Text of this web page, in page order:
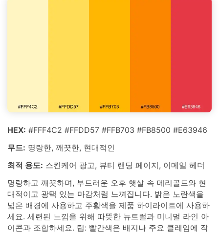
HEX: #FFF4C2 #FFDD57 #FFB703 #FB8500 #E63946
무드: 명랑한, 깨끗한, 현대적인
최적 용도: 스킨케어 광고, 뷰티 랜딩 페이지, 이메일 헤더
명랑하고 깨끗하며, 부드러운 오후 햇살 속 메리골드와 현
대적이고 광택 있는 마감처럼 느껴집니다. 밝은 노란색을
넓은 배경에 사용하고 주황색을 제품 하이라이트에 사용하
세요. 세련된 느낌을 위해 따뜻한 뉴트럴과 미니멀 라인 아
이콘과 조합하세요. 팁: 빨간색은 배지나 주요 클레임에 작